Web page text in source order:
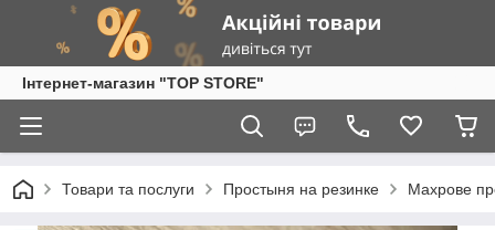
Інтернет-магазин "TOP STORE"
Товари та послуги Простыня на резинке Махрове